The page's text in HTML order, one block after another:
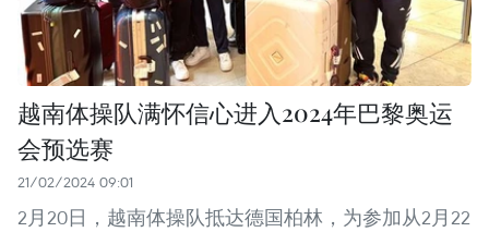
越南体操队满怀信心进入2024年巴黎奥运
会预选赛
21/02/2024 09:01
2月20日，越南体操队抵达德国柏林，为参加从2月22